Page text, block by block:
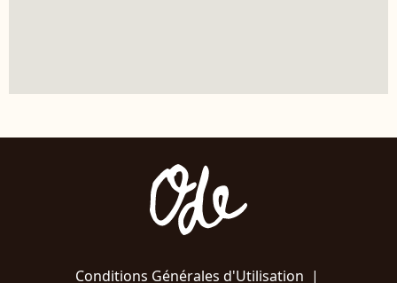
Conditions Générales d'Utilisation |